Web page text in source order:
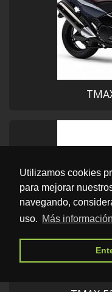
Aún estamos
subiendo
día.
novedades!
Utilizamos cookies
para mejorar
navegando,
uso. Más información